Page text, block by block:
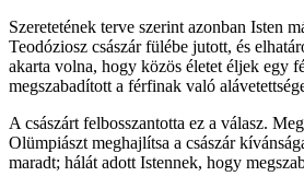
Szeretetének terve szerint azonban Isten
Teodóziosz császár fülébe jutott, és
akarta volna, hogy közös életet éljek egy
megszabadított a férfinak való
A császárt felbosszantotta ez a válasz.
Olümpiászt meghajlítsa a császár
maradt; hálát adott Istennek, hogy